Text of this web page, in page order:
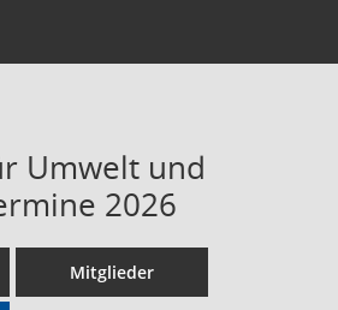
Umwelt und
2026
Mitglieder